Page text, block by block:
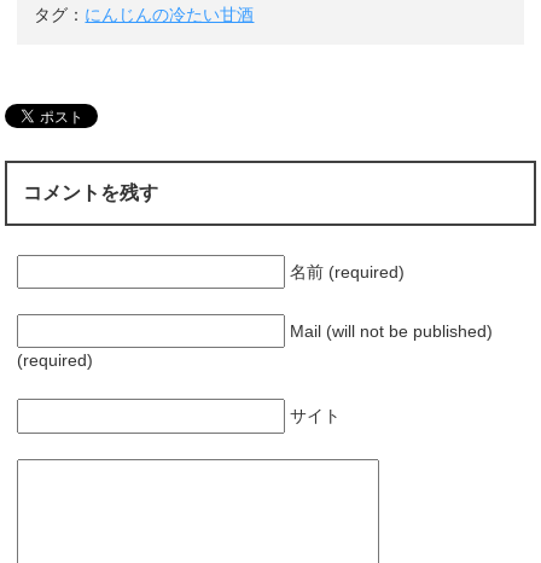
記！！
適！
タグ： にんじんの冷たい甘酒
コメントを残す
名前 (required)
Mail (will not be published)
(required)
サイト